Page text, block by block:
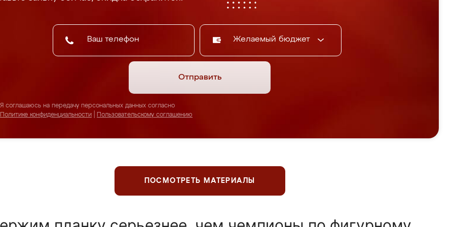
Желаемый бюджет
Отправить
Я соглашаюсь на передачу персональных данных согласно
Политике конфиденциальности
Пользовательскому соглашению
ПОСМОТРЕТЬ МАТЕРИАЛЫ